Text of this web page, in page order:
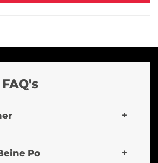
Po